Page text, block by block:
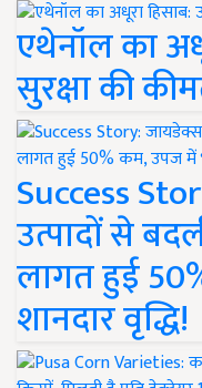
एथेनॉल का
सुरक्षा की
Success
उत्पादों से
लागत हुई
शानदार वृद्धि!